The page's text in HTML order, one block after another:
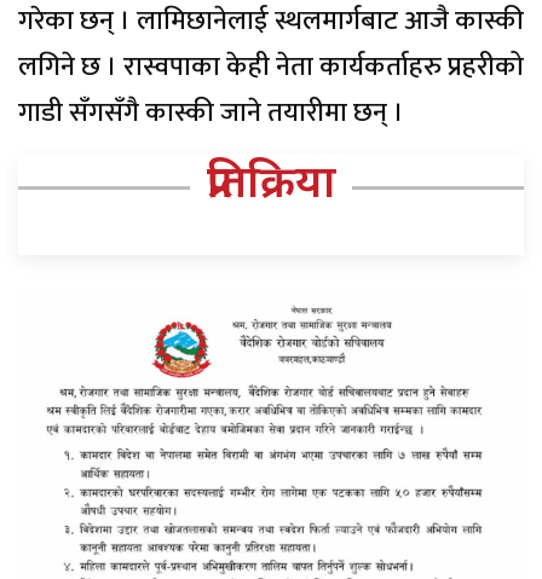
गरेका छन् । लामिछानेलाई स्थलमार्गबाट आजै कास्की
लगिने छ । रास्वपाका केही नेता कार्यकर्ताहरु प्रहरीको
गाडी सँगसँगै कास्की जाने तयारीमा छन् ।
प्रतिक्रिया